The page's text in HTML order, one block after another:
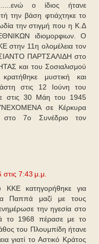
ο ίδιος ήτανε
την βάση φτιάχτηκε το
την στιγμή που η Κ.Δ
ιδιομορφιων. Ο
στην 11η ολομέλεια τον
ΠΑΡΤΣΑΛΙΔΗ στο
και του Σοσιαλισμού
μυστική και
στις 12 Ιούνη του
στις 30 Μάη του 1945
σε Κέρκυρα
στο 7ο Συνέδριο τον
7:43 μ.μ.
κατηγορήθηκε για
Παππά μαζί με τους
την ηγεσία στο
το 1968 πέρασε με το
του Πλουμπίδη ήτανε
γιατί το Αστικό Κράτος